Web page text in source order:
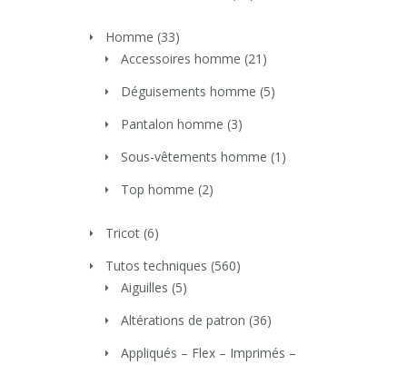
Homme (33)
Accessoires homme (21)
Déguisements homme (5)
Pantalon homme (3)
Sous-vêtements homme (1)
Top homme (2)
Tricot (6)
Tutos techniques (560)
Aiguilles (5)
Altérations de patron (36)
Appliqués – Flex – Imprimés –